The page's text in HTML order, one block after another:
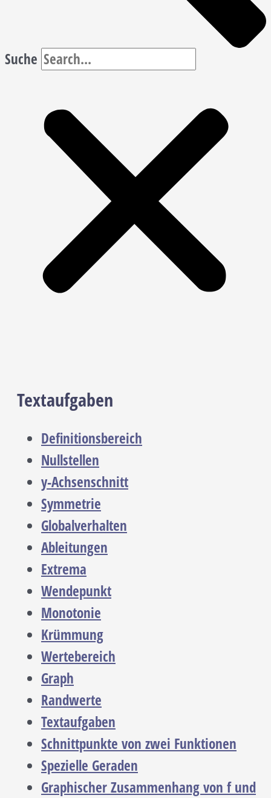
Suche
Textaufgaben
Definitionsbereich
Nullstellen
y-Achsenschnitt
Symmetrie
Globalverhalten
Ableitungen
Extrema
Wendepunkt
Monotonie
Krümmung
Wertebereich
Graph
Randwerte
Textaufgaben
Schnittpunkte von zwei Funktionen
Spezielle Geraden
Graphischer Zusammenhang von f und